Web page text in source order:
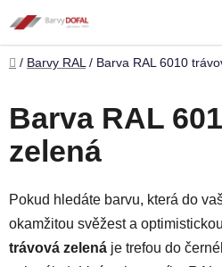
na
obsah
Domů
/ Barvy RAL / Barva RAL 6010
Barva RAL
zelená
Pokud hledáte barvu, která do
okamžitou svěžest a
trávová zelená je trefou do